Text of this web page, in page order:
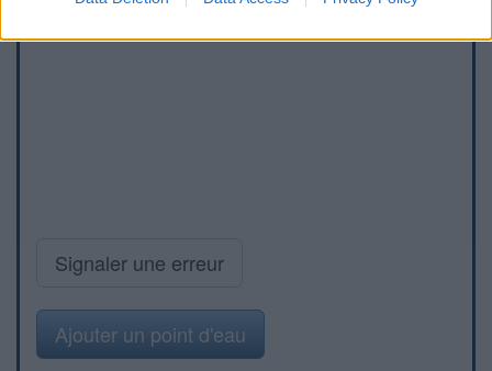
Signaler une erreur
Ajouter un point d'eau